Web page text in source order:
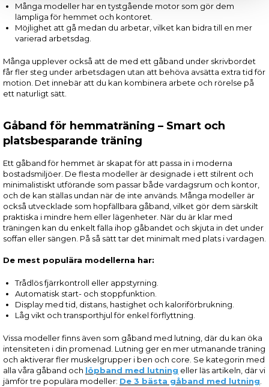
Många modeller har en tystgående motor som gör dem
lämpliga för hemmet och kontoret.
Möjlighet att gå medan du arbetar, vilket kan bidra till en mer
varierad arbetsdag.
Många upplever också att de med ett gåband under skrivbordet
får fler steg under arbetsdagen utan att behöva avsätta extra tid för
motion. Det innebär att du kan kombinera arbete och rörelse på
ett naturligt sätt.
Gåband för hemmaträning – Smart och
platsbesparande träning
Ett gåband för hemmet är skapat för att passa in i moderna
bostadsmiljöer. De flesta modeller är designade i ett stilrent och
minimalistiskt utförande som passar både vardagsrum och kontor,
och de kan ställas undan när de inte används. Många modeller är
också utvecklade som hopfällbara gåband, vilket gör dem särskilt
praktiska i mindre hem eller lägenheter. När du är klar med
träningen kan du enkelt fälla ihop gåbandet och skjuta in det under
soffan eller sängen. På så sätt tar det minimalt med plats i vardagen.
De mest populära modellerna har:
Trådlös fjärrkontroll eller appstyrning.
Automatisk start- och stoppfunktion.
Display med tid, distans, hastighet och kaloriförbrukning.
Låg vikt och transporthjul för enkel förflyttning.
Vissa modeller finns även som gåband med lutning, där du kan öka
intensiteten i din promenad. Lutning ger en mer utmanande träning
och aktiverar fler muskelgrupper i ben och core. Se kategorin med
alla våra gåband och löpband med lutning eller läs artikeln, där vi
jämför tre populära modeller: De 3 bästa gåband med lutning